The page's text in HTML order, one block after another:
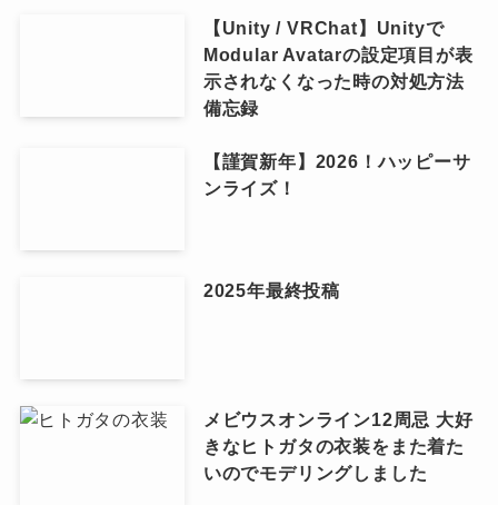
【Unity / VRChat】Unityで
Modular Avatarの設定項目が表
示されなくなった時の対処方法
備忘録
【謹賀新年】2026！ハッピーサ
ンライズ！
2025年最終投稿
メビウスオンライン12周忌 大好
きなヒトガタの衣装をまた着た
いのでモデリングしました